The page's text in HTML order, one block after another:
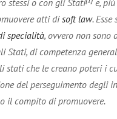
stessi o con gli Stati e, più
atti disoft law.
specialità, ovvero non sono
Stati, di competenza
stati che le creano poteri i
del perseguimento degli
il compito di promuovere.